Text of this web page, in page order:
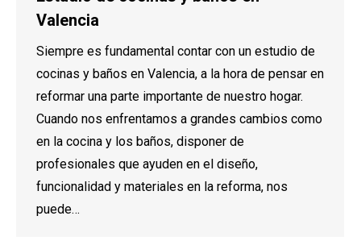
Valencia
Siempre es fundamental contar con un estudio de
cocinas y baños en Valencia, a la hora de pensar en
reformar una parte importante de nuestro hogar.
Cuando nos enfrentamos a grandes cambios como
en la cocina y los baños, disponer de
profesionales que ayuden en el diseño,
funcionalidad y materiales en la reforma, nos
puede…